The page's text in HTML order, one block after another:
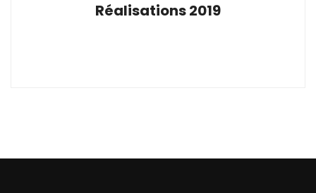
Réalisations 2019